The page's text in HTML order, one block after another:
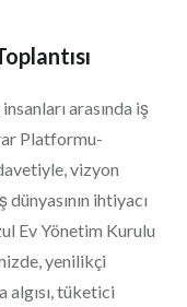
arasında iş
Platformu-
vizyon
ihtiyacı
Ev Yönetim Kurulu
yenilikçi
tüketici